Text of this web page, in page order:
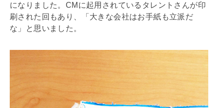
になりました。CMに起用されているタレントさんが印
刷された回もあり、「大きな会社はお手紙も立派だ
な」と思いました。